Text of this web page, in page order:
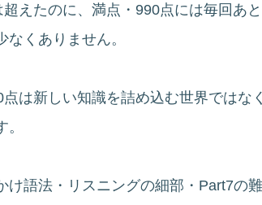
えたのに、満点・990点には毎回あ
くありません。
は新しい知識を詰め込む世界ではな
け語法・リスニングの細部・Part7の